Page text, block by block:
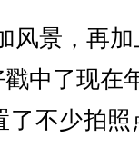
风景，再
中了现在
不少拍